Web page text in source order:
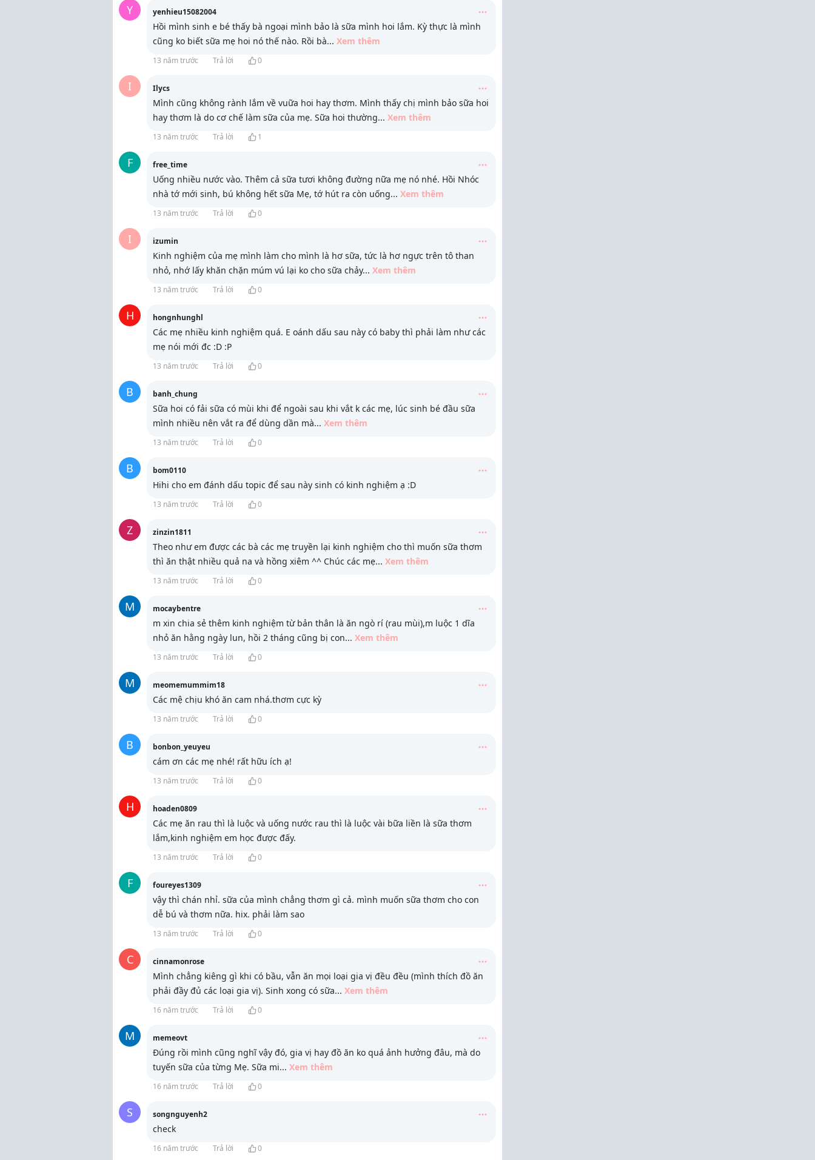
Y yenhieu15082004
Hồi mình sinh e bé thấy bà ngoại mình bảo là sữa mình hoi lắm. Kỳ thực là mình
cũng ko biết sữa mẹ hoi nó thế nào. Rồi bà... Xem thêm
13 năm trước Trả lời 0
I Ilycs
Mình cũng không rành lắm về vuữa hoi hay thơm. Mình thấy chị mình bảo sữa hoi
hay thơm là do cơ chế làm sữa của mẹ. Sữa hoi thường... Xem thêm
13 năm trước Trả lời 1
F free_time
Uống nhiều nước vào. Thêm cả sữa tươi không đường nữa mẹ nó nhé. Hồi Nhóc
nhà tớ mới sinh, bú không hết sữa Mẹ, tớ hút ra còn uống... Xem thêm
13 năm trước Trả lời 0
I izumin
Kinh nghiệm của mẹ mình làm cho mình là hơ sữa, tức là hơ ngực trên tô than
nhỏ, nhớ lấy khăn chặn múm vú lại ko cho sữa chảy... Xem thêm
13 năm trước Trả lời 0
H hongnhunghl
Các mẹ nhiều kinh nghiệm quá. E oánh dấu sau này có baby thì phải làm như các
mẹ nói mới đc :D :P
13 năm trước Trả lời 0
B banh_chung
Sữa hoi có fải sữa có mùi khi để ngoài sau khi vắt k các mẹ, lúc sinh bé đầu sữa
mình nhiều nên vắt ra để dùng dần mà... Xem thêm
13 năm trước Trả lời 0
B bom0110
Hihi cho em đánh dấu topic để sau này sinh có kinh nghiệm ạ :D
13 năm trước Trả lời 0
Z zinzin1811
Theo như em được các bà các mẹ truyền lại kinh nghiệm cho thì muốn sữa thơm
thì ăn thật nhiều quả na và hồng xiêm ^^ Chúc các mẹ... Xem thêm
13 năm trước Trả lời 0
M mocaybentre
m xin chia sẻ thêm kinh nghiệm từ bản thân là ăn ngò rí (rau mùi),m luộc 1 dĩa
nhỏ ăn hằng ngày lun, hồi 2 tháng cũng bị con... Xem thêm
13 năm trước Trả lời 0
M meomemummim18
Các mệ chịu khó ăn cam nhá.thơm cực kỳ
13 năm trước Trả lời 0
B bonbon_yeuyeu
cám ơn các mẹ nhé! rất hữu ích ạ!
13 năm trước Trả lời 0
H hoaden0809
Các mẹ ăn rau thì là luộc và uống nước rau thì là luộc vài bữa liền là sữa thơm
lắm,kinh nghiệm em học được đấy.
13 năm trước Trả lời 0
F foureyes1309
vậy thì chán nhỉ. sữa của mình chẳng thơm gì cả. mình muốn sữa thơm cho con
dễ bú và thơm nữa. hix. phải làm sao
13 năm trước Trả lời 0
C cinnamonrose
Mình chẳng kiêng gì khi có bầu, vẫn ăn mọi loại gia vị đều đều (mình thích đồ ăn
phải đầy đủ các loại gia vị). Sinh xong có sữa... Xem thêm
16 năm trước Trả lời 0
M memeovt
Đúng rồi mình cũng nghĩ vậy đó, gia vị hay đồ ăn ko quá ảnh hưởng đâu, mà do
tuyến sữa của từng Mẹ. Sữa mi... Xem thêm
16 năm trước Trả lời 0
S songnguyenh2
check
16 năm trước Trả lời 0